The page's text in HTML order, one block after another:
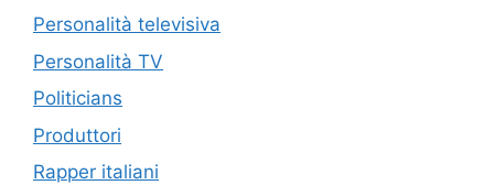
Personalità televisiva
Personalità TV
Politicians
Produttori
Rapper italiani